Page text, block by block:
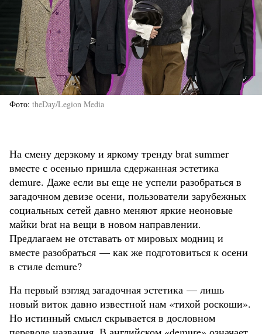
Фото theDay/Legion Media
На смену дерзкому и яркому тренду brat summer
вместе с осенью пришла сдержанная эстетика
demure. Даже если вы еще не успели разобраться в
загадочном девизе осени, пользователи зарубежных
социальных сетей давно меняют яркие неоновые
майки brat на вещи в новом направлении.
Предлагаем не отставать от мировых модниц и
вместе разобраться — как же подготовиться к осени
в стиле demure?
На первый взгляд загадочная эстетика — лишь
новый виток давно известной нам «тихой роскоши».
Но истинный смысл скрывается в дословном